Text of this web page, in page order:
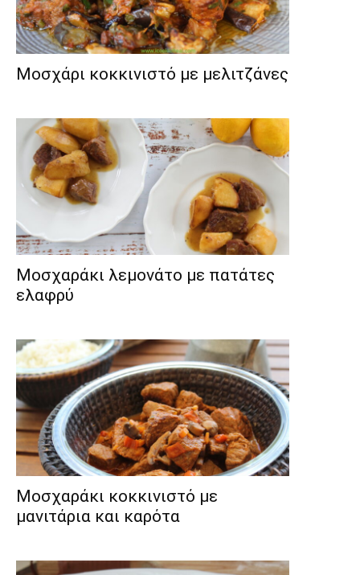
Μοσχάρι κοκκινιστό με μελιτζάνες
Μοσχαράκι λεμονάτο με πατάτες
ελαφρύ
Μοσχαράκι κοκκινιστό με
μανιτάρια και καρότα